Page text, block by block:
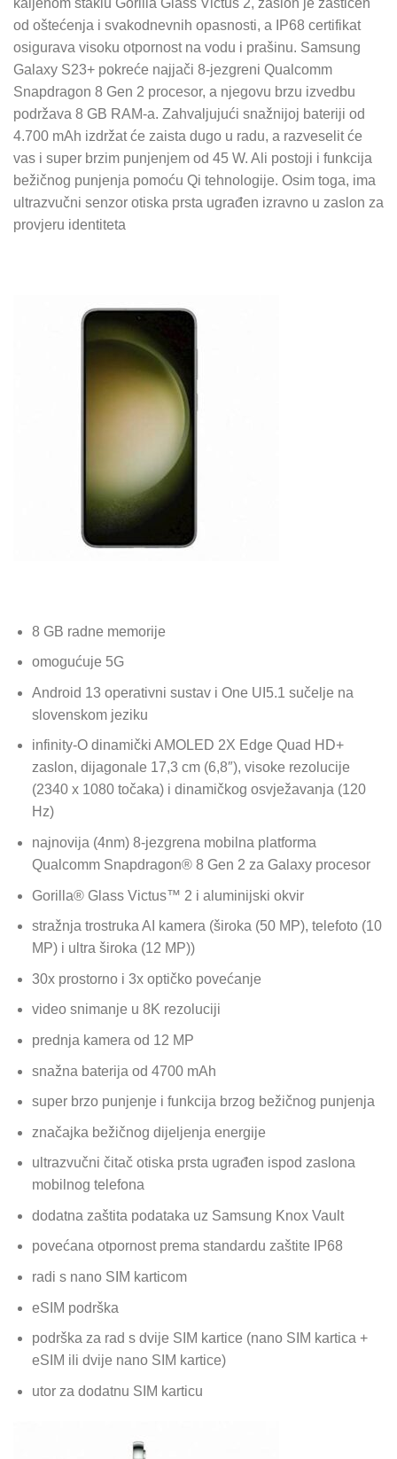
kaljenom staklu Gorilla Glass Victus 2, zaslon je zaštićen
od oštećenja i svakodnevnih opasnosti, a IP68 certifikat
osigurava visoku otpornost na vodu i prašinu. Samsung
Galaxy S23+ pokreće najjači 8-jezgreni Qualcomm
Snapdragon 8 Gen 2 procesor, a njegovu brzu izvedbu
podržava 8 GB RAM-a. Zahvaljujući snažnijoj bateriji od
4.700 mAh izdržat će zaista dugo u radu, a razveselit će
vas i super brzim punjenjem od 45 W. Ali postoji i funkcija
bežičnog punjenja pomoću Qi tehnologije. Osim toga, ima
ultrazvučni senzor otiska prsta ugrađen izravno u zaslon za
provjeru identiteta
8 GB radne memorije
omogućuje 5G
Android 13 operativni sustav i One UI5.1 sučelje na
slovenskom jeziku
infinity-O dinamički AMOLED 2X Edge Quad HD+
zaslon, dijagonale 17,3 cm (6,8″), visoke rezolucije
(2340 x 1080 točaka) i dinamičkog osvježavanja (120
Hz)
najnovija (4nm) 8-jezgrena mobilna platforma
Qualcomm Snapdragon® 8 Gen 2 za Galaxy procesor
Gorilla® Glass Victus™ 2 i aluminijski okvir
stražnja trostruka AI kamera (široka (50 MP), telefoto (10
MP) i ultra široka (12 MP))
30x prostorno i 3x optičko povećanje
video snimanje u 8K rezoluciji
prednja kamera od 12 MP
snažna baterija od 4700 mAh
super brzo punjenje i funkcija brzog bežičnog punjenja
značajka bežičnog dijeljenja energije
ultrazvučni čitač otiska prsta ugrađen ispod zaslona
mobilnog telefona
dodatna zaštita podataka uz Samsung Knox Vault
povećana otpornost prema standardu zaštite IP68
radi s nano SIM karticom
eSIM podrška
podrška za rad s dvije SIM kartice (nano SIM kartica +
eSIM ili dvije nano SIM kartice)
utor za dodatnu SIM karticu